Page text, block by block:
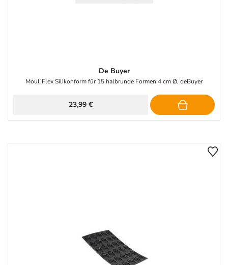
De Buyer
Moul`Flex Silikonform für 15 halbrunde Formen 4 cm Ø, deBuyer
23,99 €